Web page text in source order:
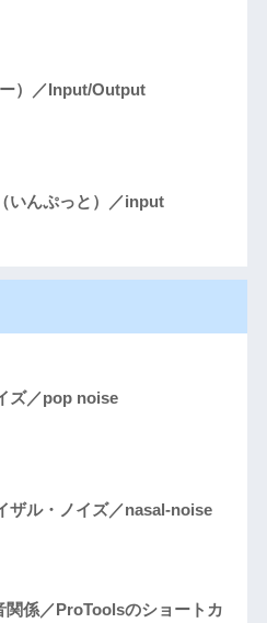
）／Input/Output
いんぷっと）／input
ズ／pop noise
ザル・ノイズ／nasal-noise
関係／ProToolsのショートカ